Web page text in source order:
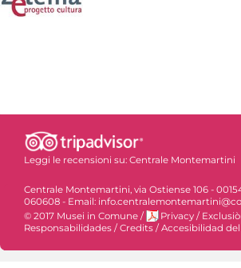
Leggi le recensioni su: Centrale Montemartini
Centrale Montemartini, via Ostiense 106 -
060608 - Email:
© 2017 Musei in Comune / Privacy /
Responsabilidades /Credits /Accesibilidad